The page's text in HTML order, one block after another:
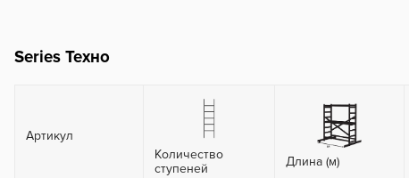
Series Техно
Артикул
Количество
ступеней
Длина (м)